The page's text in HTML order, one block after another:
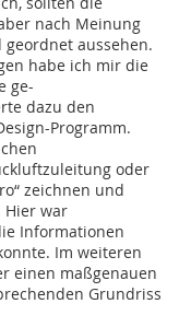
nach Meinung
aussehen.
habe ich mir die
ge­-
dazu den
Programm.
oder
zeichnen und
Hier war
Informationen
Im weiteren
einen maßgenauen
Grundriss